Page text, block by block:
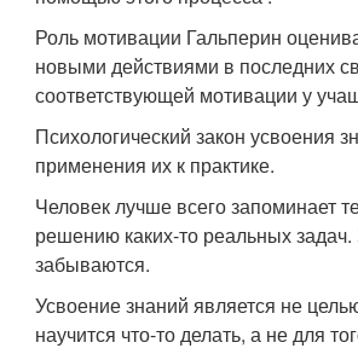
Роль мотивации Гальперин
новыми действиями в последних
соответствующей мотивации у
Психологический закон усвоения
применения их к практике.
Человек лучше всего запоминает
решению каких-то реальных
забываются.
Усвоение знаний является не
научится что-то делать, а не для